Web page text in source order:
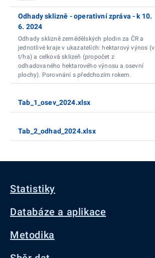
Odhady sklizně - operativní zpráva - k 10.
6. 2024
Odhady sklizně zemědělských plodin za ČR a
jednotlivé kraje v ukazatelích: hektarový výnos (v
t/ha) a celková sklizeň (propočet z
odhadovaného hektarového výnosu a osevní
plochy). Porovnání s předchozím rokem.
Tab_1_osev_2024.xlsx
Tab_2_odhad_2024.xlsx
Statistiky
Databáze a aplikace
Metodika